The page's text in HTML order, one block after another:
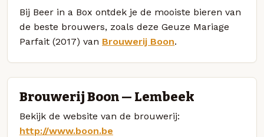
Bij Beer in a Box ontdek je de mooiste bieren van
de beste brouwers, zoals deze Geuze Mariage
Parfait (2017) van Brouwerij Boon.
Brouwerij Boon — Lembeek
Bekijk de website van de brouwerij:
http://www.boon.be